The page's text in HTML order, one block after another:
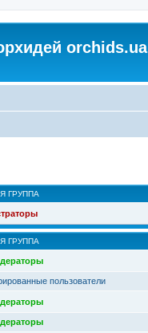
orchids.ua
ГРУППА
ГРУППА
пользователи